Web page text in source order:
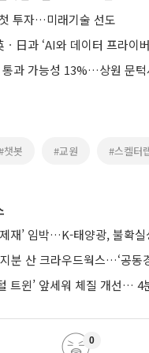
투자…미래기술 선도
日과 ‘AI와 데이터 프라이
과 가능성 13%…상원 문턱
챗봇 #교원 #스켈터
재’ 임박…K-태양광, 불확
분 산 크라우드웍스…‘공동
트윈’ 앞세워 체질 개선… 4
0